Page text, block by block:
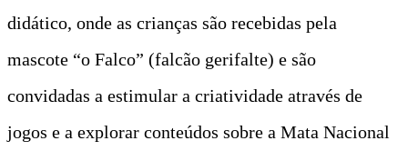
didático, onde as crianças são recebidas pela
mascote “o Falco” (falcão gerifalte) e são
convidadas a estimular a criatividade através de
jogos e a explorar conteúdos sobre a Mata Nacional